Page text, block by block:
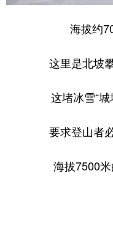
海拔约
这里是北坡
这堵冰雪“
要求登山者
海拔7500